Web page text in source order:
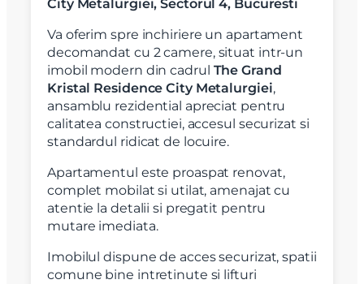
City Metalurgiei, Sectorul 4, Bucuresti
Va oferim spre inchiriere un apartament
decomandat cu 2 camere, situat intr-un
imobil modern din cadrul The Grand
Kristal Residence City Metalurgiei,
ansamblu rezidential apreciat pentru
calitatea constructiei, accesul securizat si
standardul ridicat de locuire.
Apartamentul este proaspat renovat,
complet mobilat si utilat, amenajat cu
atentie la detalii si pregatit pentru
mutare imediata.
Imobilul dispune de acces securizat, spatii
comune bine intretinute si lifturi